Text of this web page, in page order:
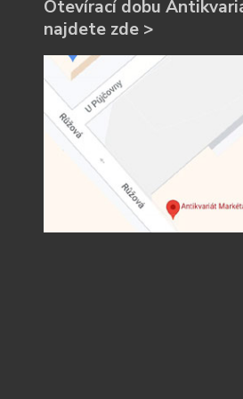
Otevírací dobu
najdete zde >